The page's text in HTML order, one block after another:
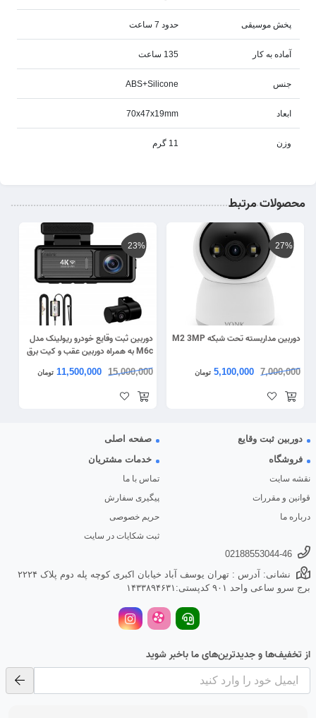
پخش موسیقی حدود 7 ساعت
آماده به کار 135 ساعت
جنس ABS+Silicone
ابعاد 70x47x19mm
وزن 11 گرم
محصولات مرتبط
27%
دوربین مداربسته تحت شبکه M2 3MP
7,000,000
5,100,000 تومان
23%
دوربین ثبت وقایع خودرو ریولینک مدل
M6c به همراه دوربین عقب و کیت برق
مستقیم
15,000,000
11,500,000 تومان
دوربین ثبت وقایع
صفحه اصلی
فروشگاه
نقشه سایت
قوانین و مقررات
درباره ما
خدمات مشتریان
تماس با ما
پیگیری سفارش
حریم خصوصی
ثبت شکایات در سایت
02188553044-46
نشانی: آدرس : تهران یوسف آباد خیابان اکبری کوچه پله دوم پلاک ۲۲۲۴
برج سرو ساعی واحد ۹۰۱ کدپستی:۱۴۳۳۸۹۴۶۳۱
از تخفیف‌ها و جدیدترین‌های ما باخبر شوید